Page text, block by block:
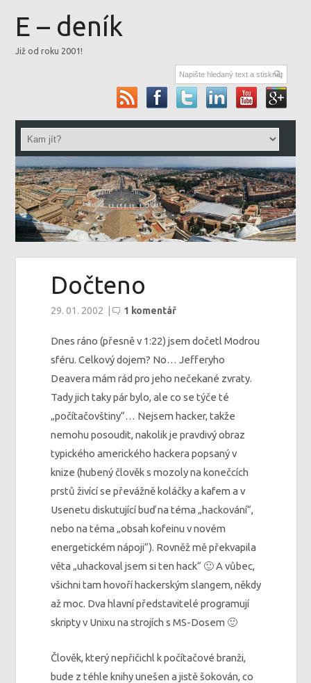
E – deník
Již od roku 2001!
Dočteno
29. 01. 2002 | 1 komentář
Dnes ráno (přesně v 1:22) jsem dočetl Modrou
sféru. Celkový dojem? No… Jefferyho
Deavera mám rád pro jeho nečekané zvraty.
Tady jich taky pár bylo, ale co se týče té
„počítačovštiny“… Nejsem hacker, takže
nemohu posoudit, nakolik je pravdivý obraz
typického amerického hackera popsaný v
knize (hubený člověk s mozoly na konečcích
prstů živící se převážně koláčky a kafem a v
Usenetu diskutující buď na téma „hackování“,
nebo na téma „obsah kofeinu v novém
energetickém nápoji“). Rovněž mě překvapila
věta „uhackoval jsem si ten hack“ 🙂 A vůbec,
všichni tam hovoří hackerským slangem, někdy
až moc. Dva hlavní představitelé programují
skripty v Unixu na strojích s MS-Dosem 🙂
Člověk, který nepřičichl k počítačové branži,
bude z téhle knihy unešen a jistě šokován, co